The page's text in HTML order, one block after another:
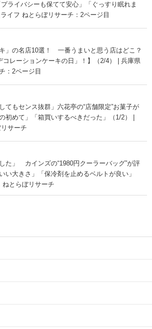
ライバシーも保てて安心」「ぐっすり眠れま
イフ ねとらぼリサーチ：2ページ目
」の名店10選！ 一番うまいと思う店はどこ？
コレーションケーキの日」！】（2/4） | 兵庫県
：2ページ目
てもセンス抜群」六花亭の“店舗限定”お菓子が
初めて」「箱買いするべきだった」（1/2） |
サーチ
た」 カインズの“1980円クーラーバッグ”が評
大きさ」「保冷剤を止めるベルトが良い」
ねとらぼリサーチ